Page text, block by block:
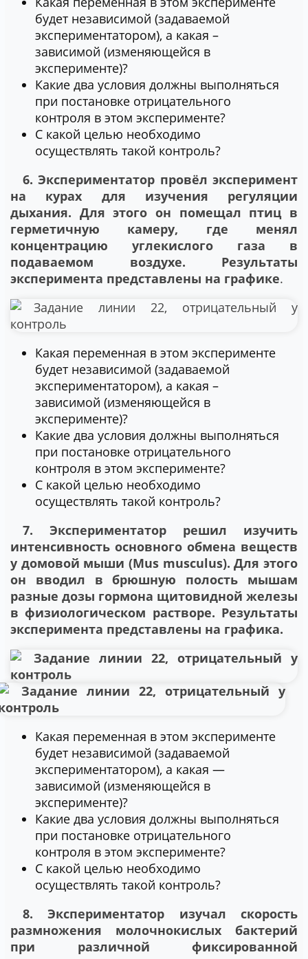
будет независимой (задаваемой
экспериментатором), а какая –
зависимой (изменяющейся в
эксперименте)?
Какие два условия должны выполняться
при постановке отрицательного
контроля в этом эксперименте?
С какой целью необходимо
осуществлять такой контроль?
6. Экспериментатор провёл эксперимент
на курах для изучения регуляции
дыхания. Для этого он помещал птиц в
герметичную камеру, где менял
концентрацию углекислого газа в
подаваемом воздухе. Результаты
эксперимента представлены на графике.
Какая переменная в этом эксперименте
будет независимой (задаваемой
экспериментатором), а какая –
зависимой (изменяющейся в
эксперименте)?
Какие два условия должны выполняться
при постановке отрицательного
контроля в этом эксперименте?
С какой целью необходимо
осуществлять такой контроль?
7. Экспериментатор решил изучить
интенсивность основного обмена веществ
у домовой мыши (Mus musculus). Для этого
он вводил в брюшную полость мышам
разные дозы гормона щитовидной железы
в физиологическом растворе. Результаты
эксперимента представлены на графика.
Какая переменная в этом эксперименте
будет независимой (задаваемой
экспериментатором), а какая —
зависимой (изменяющейся в
эксперименте)?
Какие два условия должны выполняться
при постановке отрицательного
контроля в этом эксперименте?
С какой целью необходимо
осуществлять такой контроль?
8. Экспериментатор изучал скорость
размножения молочнокислых бактерий
при различной фиксированной